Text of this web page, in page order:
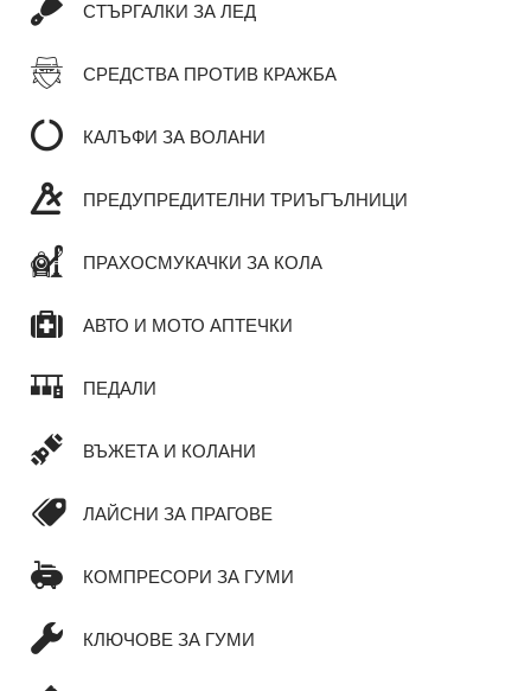
СТЪРГАЛКИ ЗА ЛЕД
СРЕДСТВА ПРОТИВ КРАЖБА
КАЛЪФИ ЗА ВОЛАНИ
ПРЕДУПРЕДИТЕЛНИ ТРИЪГЪЛНИЦИ
ПРАХОСМУКАЧКИ ЗА КОЛА
АВТО И МОТО АПТЕЧКИ
ПЕДАЛИ
ВЪЖЕТА И КОЛАНИ
ЛАЙСНИ ЗА ПРАГОВЕ
КОМПРЕСОРИ ЗА ГУМИ
КЛЮЧОВЕ ЗА ГУМИ